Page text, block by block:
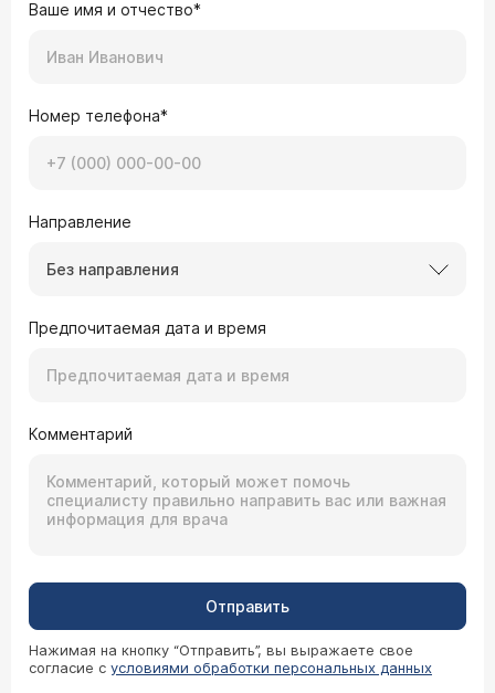
Ваше имя и отчество*
Номер телефона*
Направление
Без направления
Предпочитаемая дата и время
Комментарий
Отправить
Нажимая на кнопку “Отправить”, вы выражаете свое
согласие с условиями обработки персональных данных